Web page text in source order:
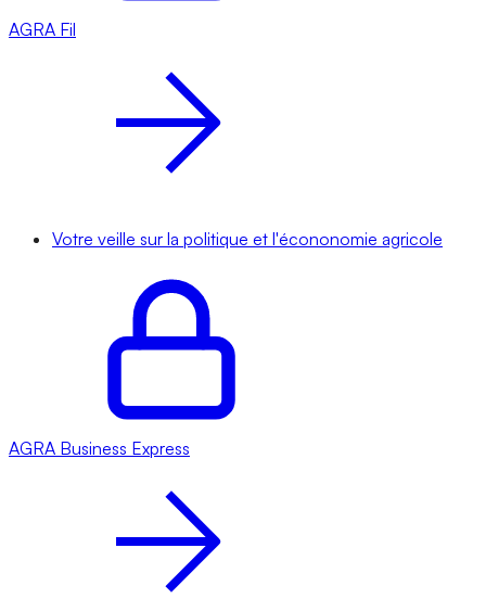
AGRA Fil
Votre veille sur la politique et l'écononomie agricole
AGRA Business Express